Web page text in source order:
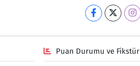
Puan Durumu ve Fikstür